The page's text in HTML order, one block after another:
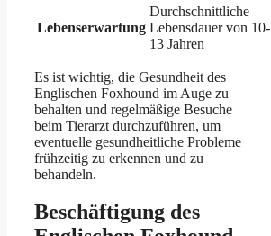
Lebenserwartung
Durchschnittliche
Lebensdauer von 10-
13 Jahren
Es ist wichtig, die Gesundheit des
Englischen Foxhound im Auge zu
behalten und regelmäßige Besuche
beim Tierarzt durchzuführen, um
eventuelle gesundheitliche Probleme
frühzeitig zu erkennen und zu
behandeln.
Beschäftigung des